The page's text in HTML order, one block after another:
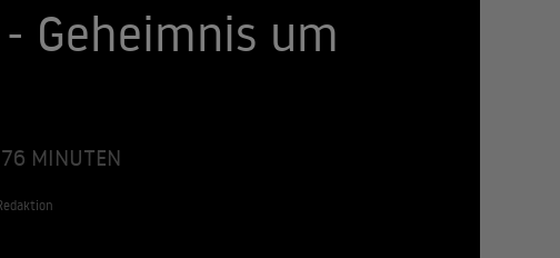
Geheimnis um
MINUTEN